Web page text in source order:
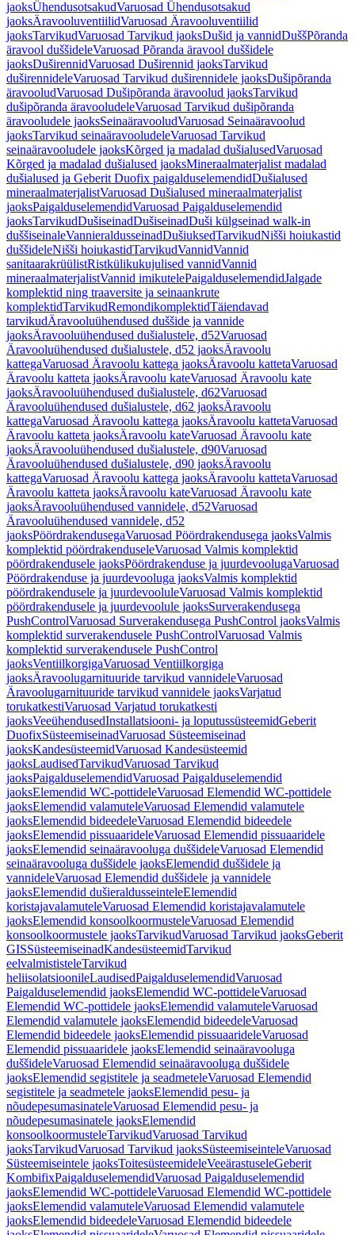
jaoksÜhendusotsakudVaruosad Ühendusotsakud
jaoksÄravooluventiilidVaruosad Äravooluventiilid
jaoksTarvikudVaruosad Tarvikud jaoksDušid ja vannidDuššPõranda
äravool duššideleVaruosad Põranda äravool duššidele
jaoksDuširennidVaruosad Duširennid jaoksTarvikud
duširennideleVaruosad Tarvikud duširennidele jaoksDušipõranda
äravooludVaruosad Dušipõranda äravoolud jaoksTarvikud
dušipõranda äravooludeleVaruosad Tarvikud dušipõranda
äravooludele jaoksSeinaäravooludVaruosad Seinaäravoolud
jaoksTarvikud seinaäravooludeleVaruosad Tarvikud
seinaäravooludele jaoksKõrged ja madalad dušialusedVaruosad
Kõrged ja madalad dušialused jaoksMineraalmaterjalist madalad
dušialused ja Geberit Duofix paigalduselemendidDušialused
mineraalmaterjalistVaruosad Dušialused mineraalmaterjalist
jaoksPaigalduselemendidVaruosad Paigalduselemendid
jaoksTarvikudDušiseinadDušiseinadDuši külgseinad walk-in
duššiseinaleVannieraldusseinadDušiuksedTarvikudNišši hoiukastid
duššideleNišši hoiukastidTarvikudVannidVannid
sanitaarakrüülistRistkülikukujulised vannidVannid
mineraalmaterjalistVannid imikutelePaigalduselemendidJalgade
komplektid ning traaversite ja seinaankrute
komplektidTarvikudRemondikomplektidTäiendavad
tarvikudÄravooluühendused duššide ja vannide
jaoksÄravooluühendused dušialustele, d52Varuosad
Äravooluühendused dušialustele, d52 jaoksÄravoolu
kattegaVaruosad Äravoolu kattega jaoksÄravoolu kattetaVaruosad
Äravoolu katteta jaoksÄravoolu kateVaruosad Äravoolu kate
jaoksÄravooluühendused dušialustele, d62Varuosad
Äravooluühendused dušialustele, d62 jaoksÄravoolu
kattegaVaruosad Äravoolu kattega jaoksÄravoolu kattetaVaruosad
Äravoolu katteta jaoksÄravoolu kateVaruosad Äravoolu kate
jaoksÄravooluühendused dušialustele, d90Varuosad
Äravooluühendused dušialustele, d90 jaoksÄravoolu
kattegaVaruosad Äravoolu kattega jaoksÄravoolu kattetaVaruosad
Äravoolu katteta jaoksÄravoolu kateVaruosad Äravoolu kate
jaoksÄravooluühendused vannidele, d52Varuosad
Äravooluühendused vannidele, d52
jaoksPöördrakendusegaVaruosad Pöördrakendusega jaoksValmis
komplektid pöördrakenduseleVaruosad Valmis komplektid
pöördrakendusele jaoksPöördrakenduse ja juurdevoolugaVaruosad
Pöördrakenduse ja juurdevooluga jaoksValmis komplektid
pöördrakendusele ja juurdevooluleVaruosad Valmis komplektid
pöördrakendusele ja juurdevoolule jaoksSurverakendusega
PushControlVaruosad Surverakendusega PushControl jaoksValmis
komplektid surverakendusele PushControlVaruosad Valmis
komplektid surverakendusele PushControl
jaoksVentiilkorgigaVaruosad Ventiilkorgiga
jaoksÄravoolugarnituuride tarvikud vannideleVaruosad
Äravoolugarnituuride tarvikud vannidele jaoksVarjatud
torukatkestiVaruosad Varjatud torukatkesti
jaoksVeeühendusedInstallatsiooni- ja loputussüsteemidGeberit
DuofixSüsteemiseinadVaruosad Süsteemiseinad
jaoksKandesüsteemidVaruosad Kandesüsteemid
jaoksLaudisedTarvikudVaruosad Tarvikud
jaoksPaigalduselemendidVaruosad Paigalduselemendid
jaoksElemendid WC-pottideleVaruosad Elemendid WC-pottidele
jaoksElemendid valamuteleVaruosad Elemendid valamutele
jaoksElemendid bideedeleVaruosad Elemendid bideedele
jaoksElemendid pissuaarideleVaruosad Elemendid pissuaaridele
jaoksElemendid seinaäravooluga duššideleVaruosad Elemendid
seinaäravooluga duššidele jaoksElemendid duššidele ja
vannideleVaruosad Elemendid duššidele ja vannidele
jaoksElemendid dušieraldusseinteleElemendid
koristajavalamuteleVaruosad Elemendid koristajavalamutele
jaoksElemendid konsoolkoormusteleVaruosad Elemendid
konsoolkoormustele jaoksTarvikudVaruosad Tarvikud jaoksGeberit
GISSüsteemiseinadKandesüsteemidTarvikud
eelvalmististeleTarvikud
heliisolatsioonileLaudisedPaigalduselemendidVaruosad
Paigalduselemendid jaoksElemendid WC-pottideleVaruosad
Elemendid WC-pottidele jaoksElemendid valamuteleVaruosad
Elemendid valamutele jaoksElemendid bideedeleVaruosad
Elemendid bideedele jaoksElemendid pissuaarideleVaruosad
Elemendid pissuaaridele jaoksElemendid seinaäravooluga
duššideleVaruosad Elemendid seinaäravooluga duššidele
jaoksElemendid segistitele ja seadmeteleVaruosad Elemendid
segistitele ja seadmetele jaoksElemendid pesu- ja
nõudepesumasinateleVaruosad Elemendid pesu- ja
nõudepesumasinatele jaoksElemendid
konsoolkoormusteleTarvikudVaruosad Tarvikud
jaoksTarvikudVaruosad Tarvikud jaoksSüsteemiseinteleVaruosad
Süsteemiseintele jaoksToitesüsteemideleVeeärastuseleGeberit
KombifixPaigalduselemendidVaruosad Paigalduselemendid
jaoksElemendid WC-pottideleVaruosad Elemendid WC-pottidele
jaoksElemendid valamuteleVaruosad Elemendid valamutele
jaoksElemendid bideedeleVaruosad Elemendid bideedele